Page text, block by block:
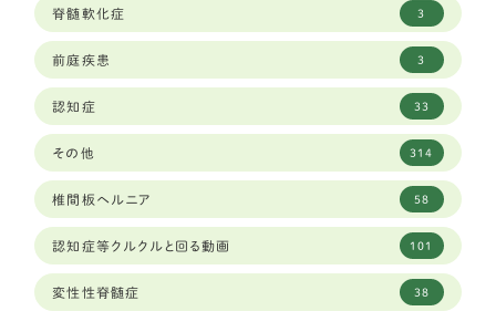
グレートピレニーズ 6
レオンベルガー 1
ジャーマンシェパード 8
ラブラドールレトリーバー 58
秋田犬 2
ゴールデンレトリーバー 13
バセットハウンド 3
和歌山県 8
埼玉県 23
大分県 1
大阪府 34
奈良県 12
山口県 2
山形県 2
脊髄軟化症 3
前庭疾患 3
認知症 33
その他 314
椎間板ヘルニア 58
認知症等クルクルと回る動画 101
変性性脊髄症 38